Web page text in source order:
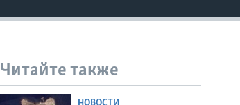
Читайте также